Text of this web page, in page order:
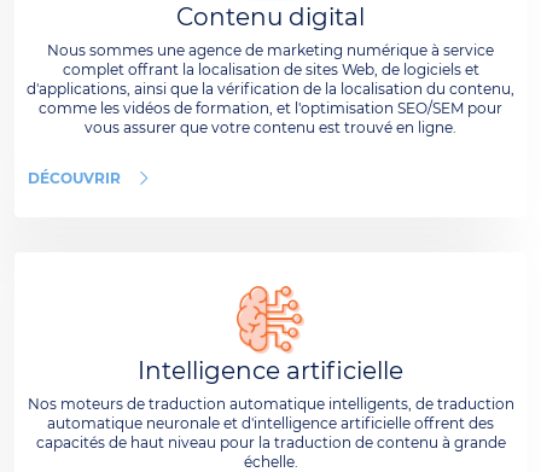
Contenu digital
Nous sommes une agence de marketing numérique à service
complet offrant la localisation de sites Web, de logiciels et
d'applications, ainsi que la vérification de la localisation du contenu,
comme les vidéos de formation, et l'optimisation SEO/SEM pour
vous assurer que votre contenu est trouvé en ligne.
DÉCOUVRIR
Intelligence artificielle
Nos moteurs de traduction automatique intelligents, de traduction
automatique neuronale et d'intelligence artificielle offrent des
capacités de haut niveau pour la traduction de contenu à grande
échelle.